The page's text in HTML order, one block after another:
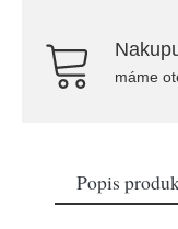
máme
Popis